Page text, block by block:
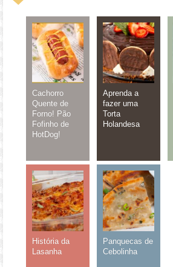
Cachorro
Quente de
Forno! Pão
Fofinho de
HotDog!
Aprenda a
fazer uma
Torta
Holandesa
História da
Lasanha
Panquecas de
Cebolinha